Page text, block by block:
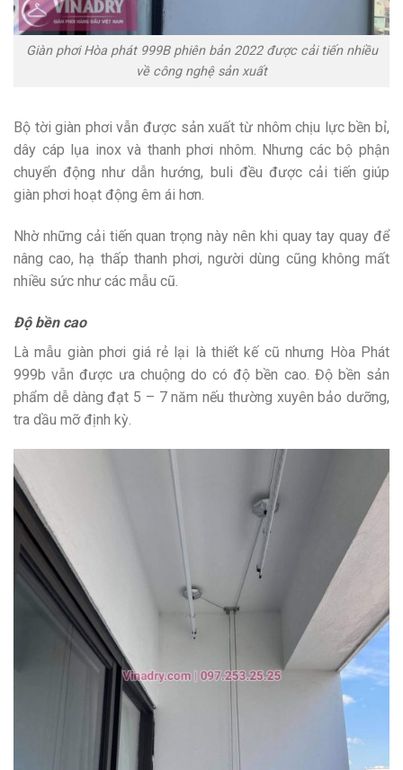
Giàn phơi Hòa phát 999B phiên bản 2022 được cải tiến nhiều
về công nghệ sản xuất
Bộ tời giàn phơi vẫn được sản xuất từ nhôm chịu lực bền bỉ,
dây cáp lụa inox và thanh phơi nhôm. Nhưng các bộ phận
chuyển động như dẫn hướng, buli đều được cải tiến giúp
giàn phơi hoạt động êm ái hơn.
Nhờ những cải tiến quan trọng này nên khi quay tay quay để
nâng cao, hạ thấp thanh phơi, người dùng cũng không mất
nhiều sức như các mẫu cũ.
Độ bền cao
Là mẫu giàn phơi giá rẻ lại là thiết kế cũ nhưng Hòa Phát
999b vẫn được ưa chuộng do có độ bền cao. Độ bền sản
phẩm dễ dàng đạt 5 – 7 năm nếu thường xuyên bảo dưỡng,
tra dầu mỡ định kỳ.